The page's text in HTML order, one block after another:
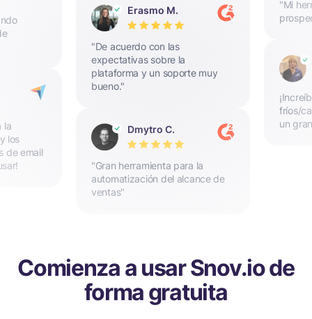
la
los
de email
Erasmo M.
"De acuerdo con las
expectativas sobre la
plataforma y un soporte muy
bueno."
Dmytro C.
"Gran herramienta para la
automatización del alcance de
ventas"
"Mi
fríos/
un
Comienza a usar Snov.io de
forma gratuita